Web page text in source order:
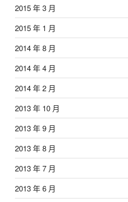
2015 年 3 月
2015 年 1 月
2014 年 8 月
2014 年 4 月
2014 年 2 月
2013 年 10 月
2013 年 9 月
2013 年 8 月
2013 年 7 月
2013 年 6 月